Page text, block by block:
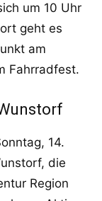
um 10 Uhr
geht es
am
Fahrradfest.
14.
die
Region